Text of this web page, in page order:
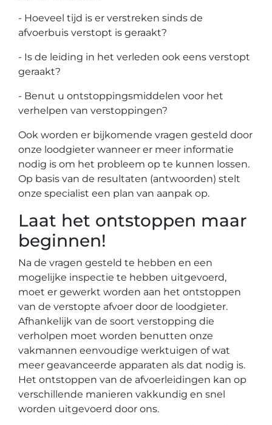
- Hoeveel tijd is er verstreken sinds de
afvoerbuis verstopt is geraakt?
- Is de leiding in het verleden ook eens verstopt
geraakt?
- Benut u ontstoppingsmiddelen voor het
verhelpen van verstoppingen?
Ook worden er bijkomende vragen gesteld door
onze loodgieter wanneer er meer informatie
nodig is om het probleem op te kunnen lossen.
Op basis van de resultaten (antwoorden) stelt
onze specialist een plan van aanpak op.
Laat het ontstoppen maar
beginnen!
Na de vragen gesteld te hebben en een
mogelijke inspectie te hebben uitgevoerd,
moet er gewerkt worden aan het ontstoppen
van de verstopte afvoer door de loodgieter.
Afhankelijk van de soort verstopping die
verholpen moet worden benutten onze
vakmannen eenvoudige werktuigen of wat
meer geavanceerde apparaten als dat nodig is.
Het ontstoppen van de afvoerleidingen kan op
verschillende manieren vakkundig en snel
worden uitgevoerd door ons.